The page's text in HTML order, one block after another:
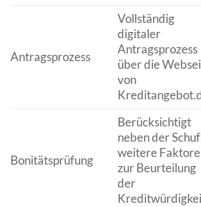
Antragsprozess
Vollständig
digitaler
Antragsprozess
über die
von
Bonitätsprüfung
Berücksichtigt
neben der
weitere
zur Beurteilung
der